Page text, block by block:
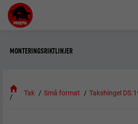
MONTERINGSRIKTLINJER
Tak Små format Takshingel